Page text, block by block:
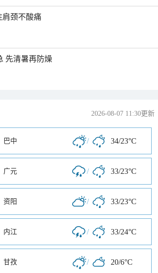
肩颈不酸痛
先清暑再防燥
2026-08-07 11:30更新
巴中 / 34/23°C
广元 / 33/23°C
资阳 / 33/23°C
内江 / 33/24°C
甘孜 / 20/6°C